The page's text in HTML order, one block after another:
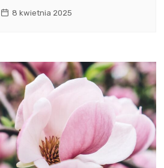
8 kwietnia 2025